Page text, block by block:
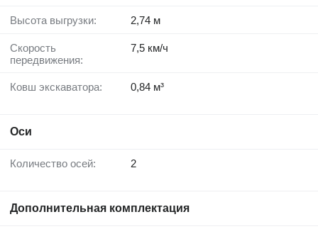
Высота выгрузки: 2,74 м
Скорость
передвижения:
7,5 км/ч
Ковш экскаватора: 0,84 м³
Оси
Количество осей: 2
Дополнительная комплектация